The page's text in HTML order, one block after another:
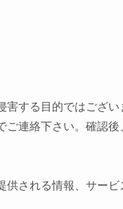
害する目的ではござい
ご連絡下さい。確認後
供される情報、サービ